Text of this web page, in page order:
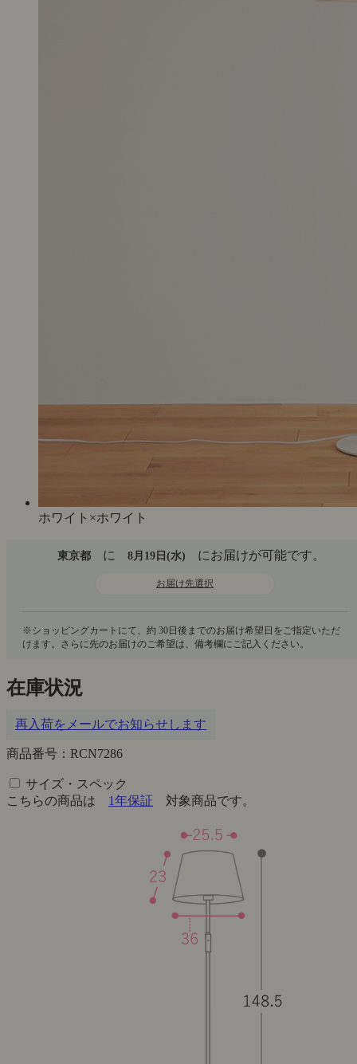
ホワイト×ホワイト
東京都 に 8月19日(水) にお届けが可能です。
お届け先選択
在庫状況
再入荷をメールでお知らせします
商品番号：RCN7286
サイズ・スペック
こちらの商品は 1年保証 対象商品です。